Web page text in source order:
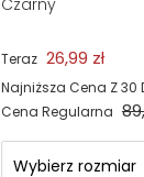
Teraz 26,99 zł
Najniższa Cena Z 30
Cena Regularna